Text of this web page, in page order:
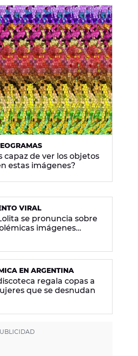
capaz de ver los objetos
estas imágenes?
VIRAL
se pronuncia sobre
imágenes
EN ARGENTINA
regala copas a
que se desnudan